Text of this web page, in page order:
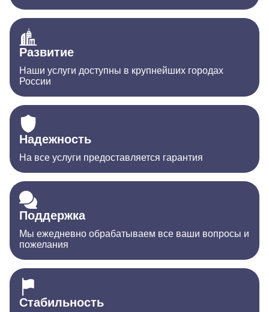
Развитие
Наши услуги доступны в крупнейших городах
России
Надежность
На все услуги предоставляется гарантия
Поддержка
Мы ежедневно обрабатываем все ваши вопросы и
пожелания
Стабильность